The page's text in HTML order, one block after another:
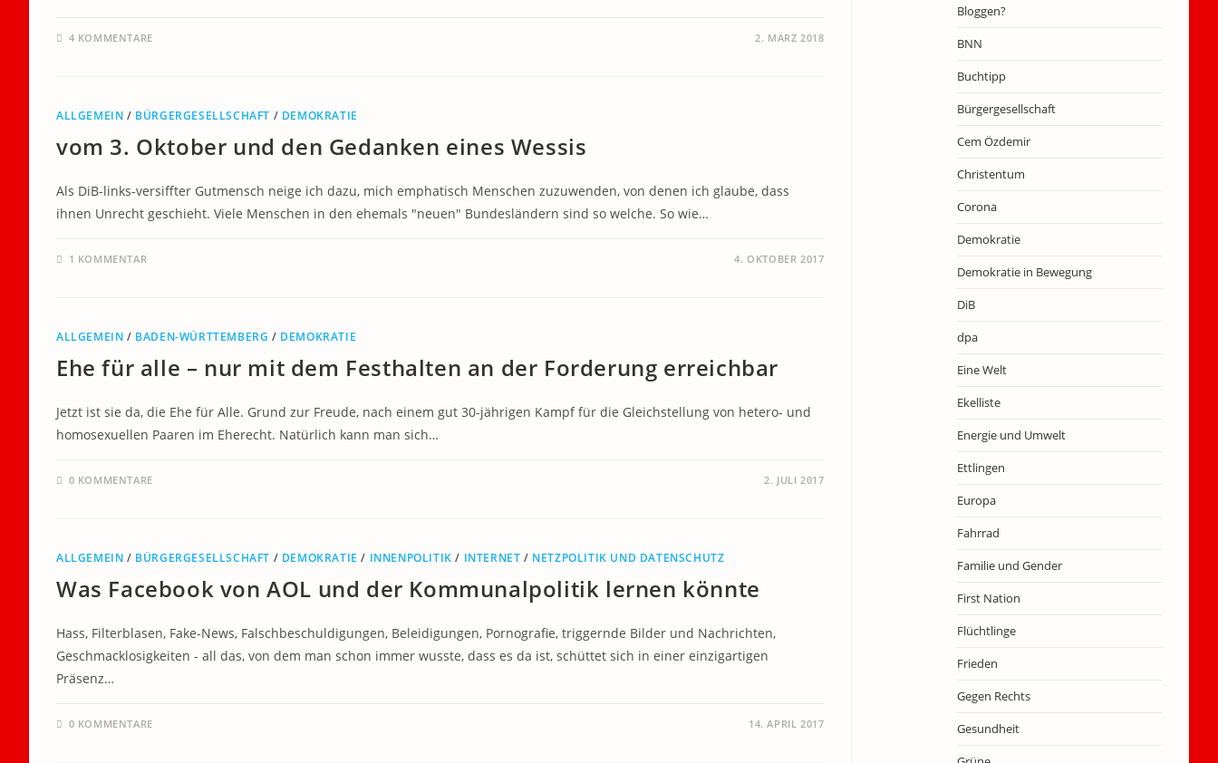
4 KOMMENTARE 2. MÄRZ 2018
ALLGEMEIN / BÜRGERGESELLSCHAFT / DEMOKRATIE
vom 3. Oktober und den Gedanken eines Wessis
Als DiB-links-versiffter Gutmensch neige ich dazu, mich emphatisch Menschen zuzuwenden, von denen ich glaube, dass
ihnen Unrecht geschieht. Viele Menschen in den ehemals "neuen" Bundesländern sind so welche. So wie…
1 KOMMENTAR 4. OKTOBER 2017
ALLGEMEIN / BADEN-WÜRTTEMBERG / DEMOKRATIE
Ehe für alle – nur mit dem Festhalten an der Forderung erreichbar
Jetzt ist sie da, die Ehe für Alle. Grund zur Freude, nach einem gut 30-jährigen Kampf für die Gleichstellung von hetero- und
homosexuellen Paaren im Eherecht. Natürlich kann man sich…
0 KOMMENTARE 2. JULI 2017
ALLGEMEIN / BÜRGERGESELLSCHAFT / DEMOKRATIE / INNENPOLITIK / INTERNET / NETZPOLITIK UND DATENSCHUTZ
Was Facebook von AOL und der Kommunalpolitik lernen könnte
Hass, Filterblasen, Fake-News, Falschbeschuldigungen, Beleidigungen, Pornografie, triggernde Bilder und Nachrichten,
Geschmacklosigkeiten - all das, von dem man schon immer wusste, dass es da ist, schüttet sich in einer einzigartigen
Präsenz…
0 KOMMENTARE 14. APRIL 2017
Bloggen?
BNN
Buchtipp
Bürgergesellschaft
Cem Özdemir
Christentum
Corona
Demokratie
Demokratie in Bewegung
DiB
dpa
Eine Welt
Ekelliste
Energie und Umwelt
Ettlingen
Europa
Fahrrad
Familie und Gender
First Nation
Flüchtlinge
Frieden
Gegen Rechts
Gesundheit